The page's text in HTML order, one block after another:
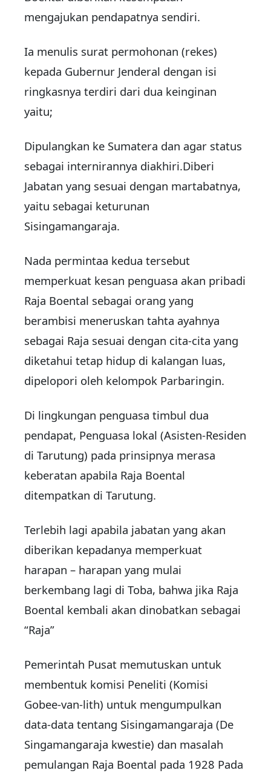
mengajukan pendapatnya sendiri.
Ia menulis surat permohonan (rekes)
kepada Gubernur Jenderal dengan isi
ringkasnya terdiri dari dua keinginan
yaitu;
Dipulangkan ke Sumatera dan agar status
sebagai internirannya diakhiri.Diberi
Jabatan yang sesuai dengan martabatnya,
yaitu sebagai keturunan
Sisingamangaraja.
Nada permintaa kedua tersebut
memperkuat kesan penguasa akan pribadi
Raja Boental sebagai orang yang
berambisi meneruskan tahta ayahnya
sebagai Raja sesuai dengan cita-cita yang
diketahui tetap hidup di kalangan luas,
dipelopori oleh kelompok Parbaringin.
Di lingkungan penguasa timbul dua
pendapat, Penguasa lokal (Asisten-Residen
di Tarutung) pada prinsipnya merasa
keberatan apabila Raja Boental
ditempatkan di Tarutung.
Terlebih lagi apabila jabatan yang akan
diberikan kepadanya memperkuat
harapan – harapan yang mulai
berkembang lagi di Toba, bahwa jika Raja
Boental kembali akan dinobatkan sebagai
“Raja”
Pemerintah Pusat memutuskan untuk
membentuk komisi Peneliti (Komisi
Gobee-van-lith) untuk mengumpulkan
data-data tentang Sisingamangaraja (De
Singamangaraja kwestie) dan masalah
pemulangan Raja Boental pada 1928 Pada